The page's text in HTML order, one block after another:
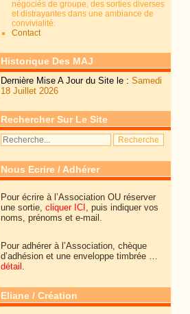
négociés de groupe, des sorties diverses
et distrayantes dans une ambiance de
convivialité.
Contact
Historique Des MAJ
Dernière Mise A Jour du Site le :Samedi
18 Juillet 2026
Rechercher Sur Le Site
Nous Ecrire / Adhérer
Pour écrire à l’Association OU réserver
une sortie,cliquer ICI , puis indiquer vos
noms, prénoms et e-mail.
Pour adhérer à l’Association, chèque
d’adhésion et une enveloppe timbrée …
détail .
Eliane / Création